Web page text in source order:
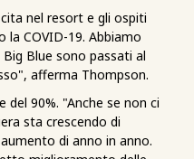
nel resort e gli ospiti
COVID-19. Abbiamo
Blue sono passati al
afferma Thompson.
90%. "Anche se non ci
sta crescendo di
di anno in anno.